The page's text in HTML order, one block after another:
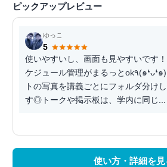
ピックアップレビュー
ゆっこ
5
使いやすいし、画面も見やすいです
ケジュール管理がまるっとok٩(๑❛ᴗ❛๑)۶okスライドやノー
トの写真を講義ごとにフォルダ分け
す◎トークや掲示板は、学内に同じ...
使い方・詳細を見